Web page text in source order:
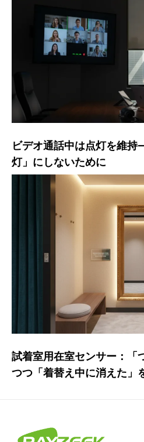
ビデオ通話中は点灯を維
灯」にしないために
試着室用在室センサー：「
つつ「着替え中に消えた」